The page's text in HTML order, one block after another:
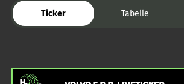
Ticker Tabelle